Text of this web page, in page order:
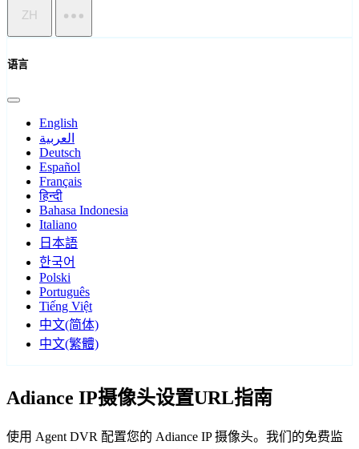
ZH
语言
English
العربية
Deutsch
Español
Français
हिन्दी
Bahasa Indonesia
Italiano
日本語
한국어
Polski
Português
Tiếng Việt
中文(简体)
中文(繁體)
Adiance IP摄像头设置URL指南
使用 Agent DVR 配置您的 Adiance IP 摄像头。我们的免费监